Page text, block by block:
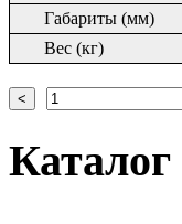
Габариты (мм)
Вес (кг)
Каталог